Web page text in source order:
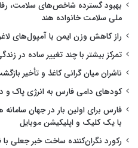
بهبود گسترده شاخص‌های سلامت،
ملی سلامت خانواده هند
راز کاهش وزن ایمن با آمپول‌های
تمرکز بیشتر با چند تغییر ساده در
ناشران میان گرانی کاغذ و تأخیر
کودهای دامی فارس به انرژی پاک و
فارس برای اولین بار در جهان
با یک کلیک و اپلیکیشن موبایل
رکورد نگران‌کننده ساخت خبر